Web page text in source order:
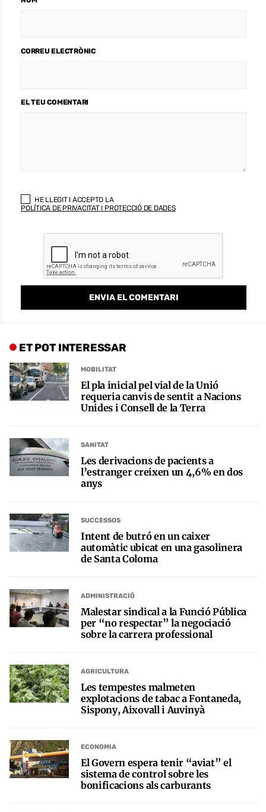
CORREU ELECTRÒNIC
EL TEU COMENTARI
HE LLEGIT I ACCEPTO LA
POLÍTICA DE PRIVACITAT I PROTECCIÓ DE DADES
ET POT INTERESSAR
MOBILITAT
El pla inicial pel vial de la Unió
requeria canvis de sentit a Nacions
Unides i Consell de la Terra
SANITAT
Les derivacions de pacients a
l’estranger creixen un 4,6% en dos
anys
SUCCESSOS
Intent de butró en un caixer
automàtic ubicat en una gasolinera
de Santa Coloma
ADMINISTRACIÓ
Malestar sindical a la Funció Pública
per “no respectar” la negociació
sobre la carrera professional
AGRICULTURA
Les tempestes malmeten
explotacions de tabac a Fontaneda,
Sispony, Aixovall i Auvinyà
ECONOMIA
El Govern espera tenir “aviat” el
sistema de control sobre les
bonificacions als carburants